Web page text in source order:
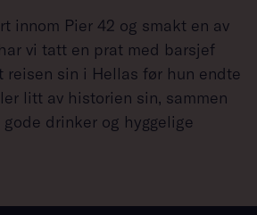
innom Pier 42 og smakt en av
vi tatt en prat med barsjef
reisen sin i Hellas før hun endte
litt av historien sin, sammen
drinker og hyggelige